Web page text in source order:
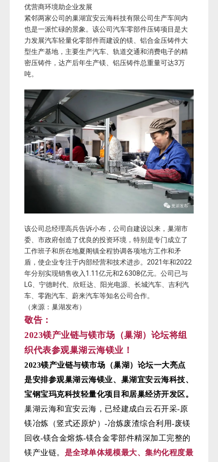
优营商环境助企业发展
紧邻两家公司的巢湖宜安云海科技有限公司生产车间内
也是一派忙碌的景象。该公司汽车零部件压铸项目是大
力发展汽车轻量化零部件而建设的镁、铝合金压铸件大
型生产基地，主要生产汽车、轨道交通和消费电子的精
密压铸件，达产后年生产镁、铝压铸件总重量可达3万
吨。
该公司总经理高兵告诉小布，公司自建设以来，巢湖市
委、市政府创造了优良的投资环境，特别是专门成立了
工作班子和所在地夏阁镇全程协调各项地方工作和矛
盾，使企业专注于内部经营和技术进步。2021年和2022
年分别实现销售收入1.11亿元和2.6308亿元。公司已与
LG、宁德时代、欣旺达、阳光电源、长城汽车、吉利汽
车、零跑汽车、蔚来汽车等知名公司合作。
（来源：巢湖发布）
敬告：
2023镁产业链与镁市场（巢湖）论坛将组
织代表参观巢湖云海镁业！
2023镁产业链与镁市场（巢湖）论坛一大亮点
是安排参观巢湖云海镁业、巢湖宜安云海科技、
宝钢宝玛克科技轻量化项目和居巢经济开发区。
巢湖云海和宜安云海，已经建成白云石开采-原
镁冶炼（竖式还原炉）-冶炼废渣综合利用-废镁
回收-镁合金熔炼-镁合金零部件精深加工完整的
镁产业链。 是全球单体规模最大、集约化程度最